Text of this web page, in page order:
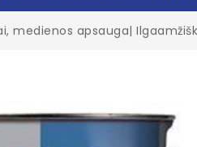
medienos apsauga|